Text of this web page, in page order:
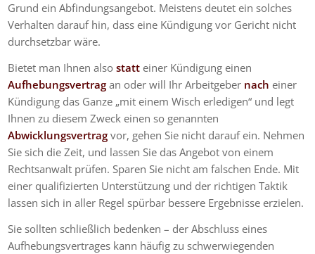
Grund ein Abfindungsangebot. Meistens deutet ein solches
Verhalten darauf hin, dass eine Kündigung vor Gericht nicht
durchsetzbar wäre.
Bietet man Ihnen alsostatt einer Kündigung einen
Aufhebungsvertrag an oder will Ihr Arbeitgeber nach einer
Kündigung das Ganze „mit einem Wisch erledigen“ und legt
Ihnen zu diesem Zweck einen so genannten
Abwicklungsvertrag vor, gehen Sie nicht darauf ein. Nehmen
Sie sich die Zeit, und lassen Sie das Angebot von einem
Rechtsanwalt prüfen. Sparen Sie nicht am falschen Ende. Mit
einer qualifizierten Unterstützung und der richtigen Taktik
lassen sich in aller Regel spürbar bessere Ergebnisse erzielen.
Sie sollten schließlich bedenken – der Abschluss eines
Aufhebungsvertrages kann häufig zu schwerwiegenden